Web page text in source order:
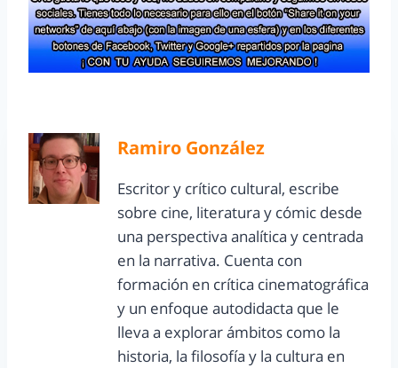
Ramiro González
Escritor y crítico cultural, escribe
sobre cine, literatura y cómic desde
una perspectiva analítica y centrada
en la narrativa. Cuenta con
formación en crítica cinematográfica
y un enfoque autodidacta que le
lleva a explorar ámbitos como la
historia, la filosofía y la cultura en